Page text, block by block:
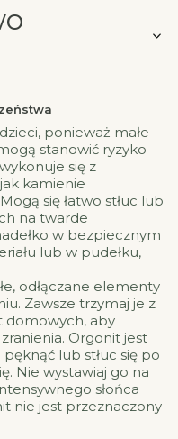
ponieważ małe
stanowić ryzyko
się z
kamienie
się łatwo stłuc lub
na twarde
w bezpiecznym
lub w pudełku,
odłączane elementy
Zawsze trzymaj je z
domowych, aby
Orgonit jest
lub stłuc się po
Nie wystawiaj go na
słońca
nie jest przeznaczony